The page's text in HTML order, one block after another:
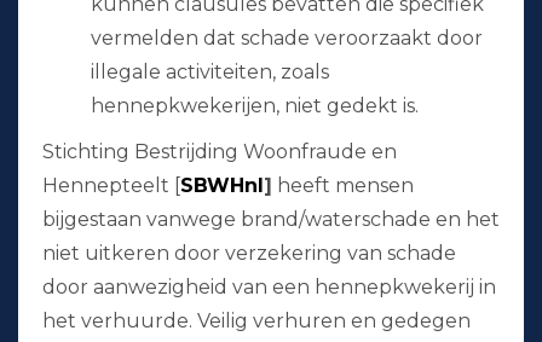
vermelden dat schade veroorzaakt door
illegale activiteiten, zoals
hennepkwekerijen, niet gedekt is.
Stichting Bestrijding Woonfraude en
Hennepteelt [SBWHnl] heeft mensen
bijgestaan vanwege brand/waterschade en het
niet uitkeren door verzekering van schade
door aanwezigheid van een hennepkwekerij in
het verhuurde. Veilig verhuren en gedegen